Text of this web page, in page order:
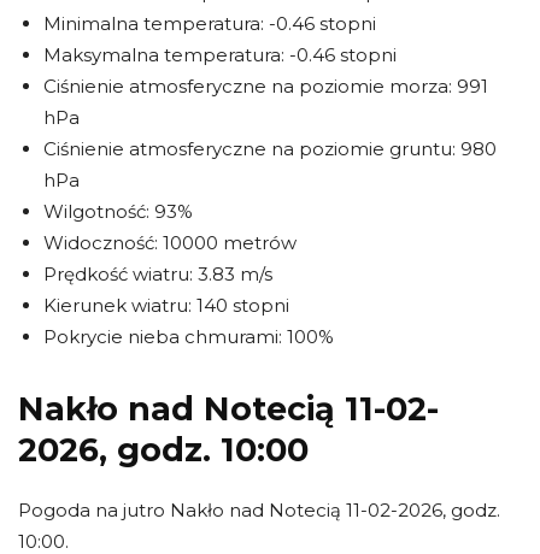
Minimalna temperatura: -0.46 stopni
Maksymalna temperatura: -0.46 stopni
Ciśnienie atmosferyczne na poziomie morza: 991
hPa
Ciśnienie atmosferyczne na poziomie gruntu: 980
hPa
Wilgotność: 93%
Widoczność: 10000 metrów
Prędkość wiatru: 3.83 m/s
Kierunek wiatru: 140 stopni
Pokrycie nieba chmurami: 100%
Nakło nad Notecią 11-02-
2026, godz. 10:00
Pogoda na jutro Nakło nad Notecią 11-02-2026, godz.
10:00.